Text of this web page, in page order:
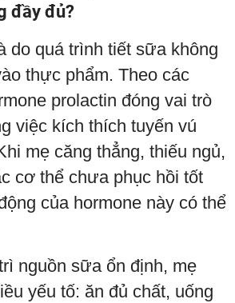
đầy đủ?
do quá trình tiết sữa không
thực phẩm. Theo các
prolactin đóng vai trò
việc kích thích tuyến vú
mẹ căng thẳng, thiếu ngủ,
cơ thể chưa phục hồi tốt
của hormone này có thể
nguồn sữa ổn định, mẹ
yếu tố: ăn đủ chất, uống